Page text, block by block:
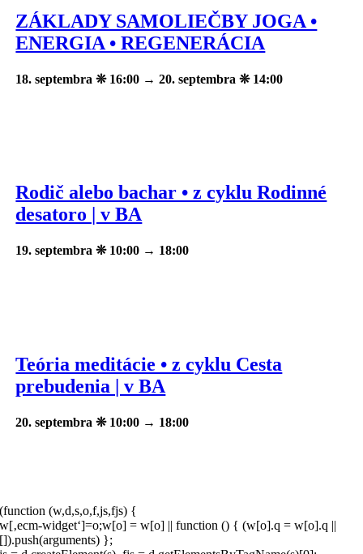
ZÁKLADY SAMOLIEČBY JOGA •
ENERGIA • REGENERÁCIA
18. septembra ❊ 16:00 →20. septembra ❊ 14:00
Rodič alebo bachar • z cyklu Rodinné
desatoro | v BA
19. septembra ❊ 10:00 → 18:00
Teória meditácie • z cyklu Cesta
prebudenia | v BA
20. septembra ❊ 10:00 → 18:00
(function (w,d,s,o,f,js,fjs) {
w[‚ecm-widget‘]=o;w[o] = w[o] || function () { (w[o].q = w[o].q ||
[]).push(arguments) };